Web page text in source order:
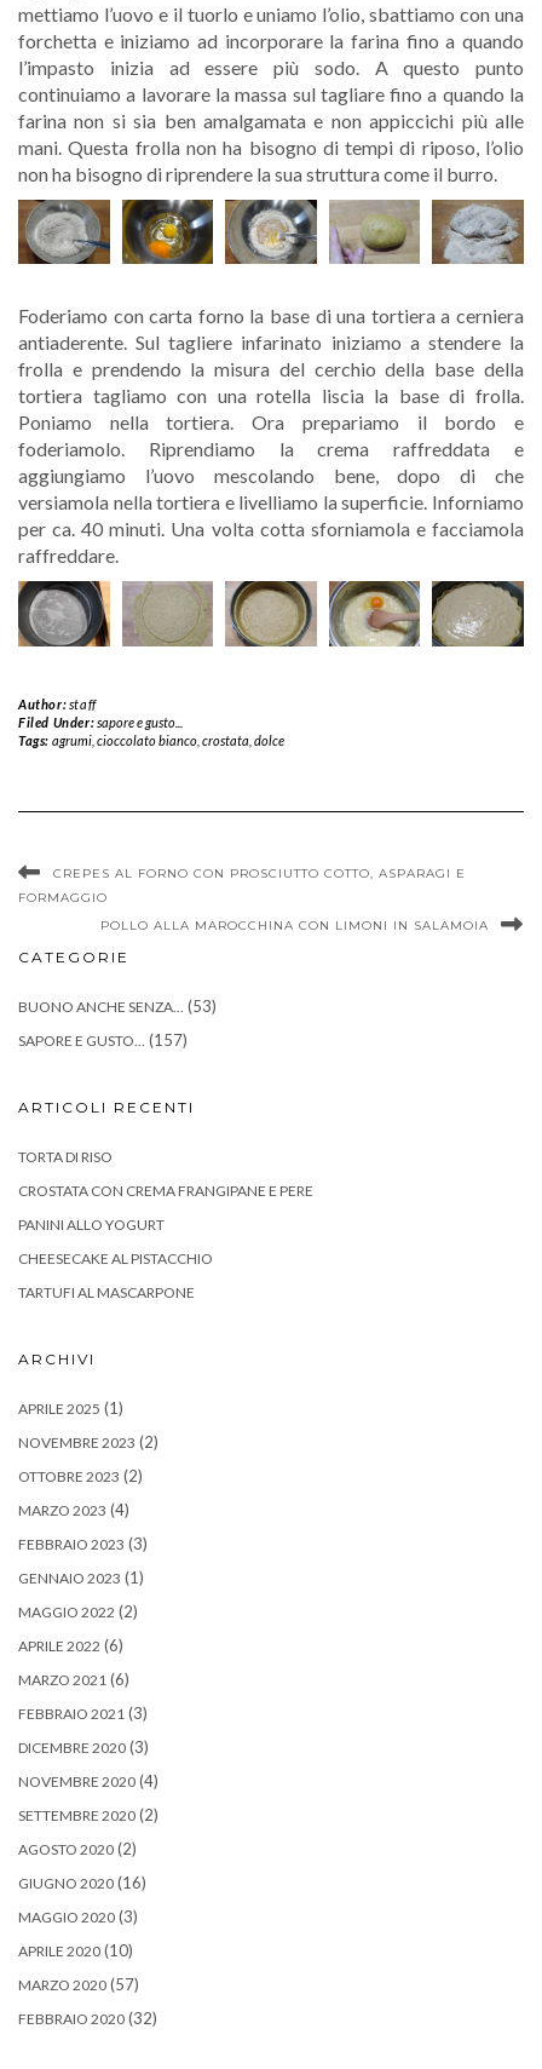
mettiamo l’uovo e il tuorlo e uniamo l’olio, sbattiamo con una
forchetta e iniziamo ad incorporare la farina fino a quando
l’impasto inizia ad essere più sodo. A questo punto
continuiamo a lavorare la massa sul tagliare fino a quando la
farina non si sia ben amalgamata e non appiccichi più alle
mani. Questa frolla non ha bisogno di tempi di riposo, l’olio
non ha bisogno di riprendere la sua struttura come il burro.
Foderiamo con carta forno la base di una tortiera a cerniera
antiaderente. Sul tagliere infarinato iniziamo a stendere la
frolla e prendendo la misura del cerchio della base della
tortiera tagliamo con una rotella liscia la base di frolla.
Poniamo nella tortiera. Ora prepariamo il bordo e
foderiamolo. Riprendiamo la crema raffreddata e
aggiungiamo l’uovo mescolando bene, dopo di che
versiamola nella tortiera e livelliamo la superficie. Inforniamo
per ca. 40 minuti. Una volta cotta sforniamola e facciamola
raffreddare.
Author:staff
Filed Under:sapore e gusto...
Tags: agrumi, cioccolato bianco, crostata dolce
CREPES AL FORNO CON PROSCIUTTO COTTO, ASPARAGI E
FORMAGGIO
POLLO ALLA MAROCCHINA CON LIMONI IN SALAMOIA
CATEGORIE
BUONO ANCHE SENZA… (53)
SAPORE E GUSTO… (157)
ARTICOLI RECENTI
TORTA DI RISO
CROSTATA CON CREMA FRANGIPANE E PERE
PANINI ALLO YOGURT
CHEESECAKE AL PISTACCHIO
TARTUFI AL MASCARPONE
ARCHIVI
APRILE 2025 (1)
NOVEMBRE 2023 (2)
OTTOBRE 2023 (2)
MARZO 2023 (4)
FEBBRAIO 2023 (3)
GENNAIO 2023 (1)
MAGGIO 2022 (2)
APRILE 2022 (6)
MARZO 2021 (6)
FEBBRAIO 2021 (3)
DICEMBRE 2020 (3)
NOVEMBRE 2020 (4)
SETTEMBRE 2020 (2)
AGOSTO 2020 (2)
GIUGNO 2020 (16)
MAGGIO 2020 (3)
APRILE 2020 (10)
MARZO 2020 (57)
FEBBRAIO 2020 (32)